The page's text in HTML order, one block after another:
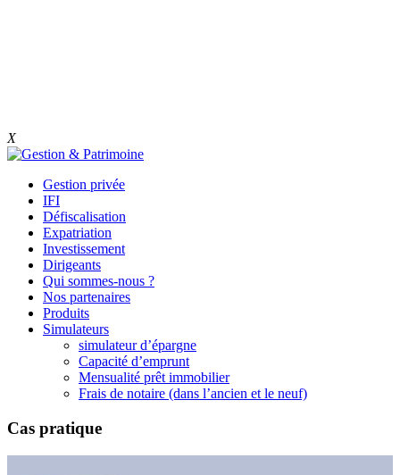
X
Gestion privée
IFI
Défiscalisation
Expatriation
Investissement
Dirigeants
Qui sommes-nous ?
Nos partenaires
Produits
Simulateurs
simulateur d’épargne
Capacité d’emprunt
Mensualité prêt immobilier
Frais de notaire (dans l’ancien et le neuf)
Cas pratique